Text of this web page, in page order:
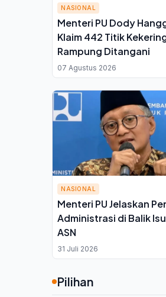
NASIONAL
Menteri PU Dody
Klaim 442 Titik
Rampung Ditangani
07 Agustus 2026
NASIONAL
Menteri PU Jelaskan
Administrasi di Balik
ASN
31 Juli 2026
Pilihan